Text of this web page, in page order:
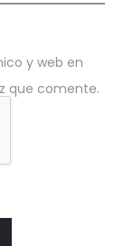
y web en
que comente.